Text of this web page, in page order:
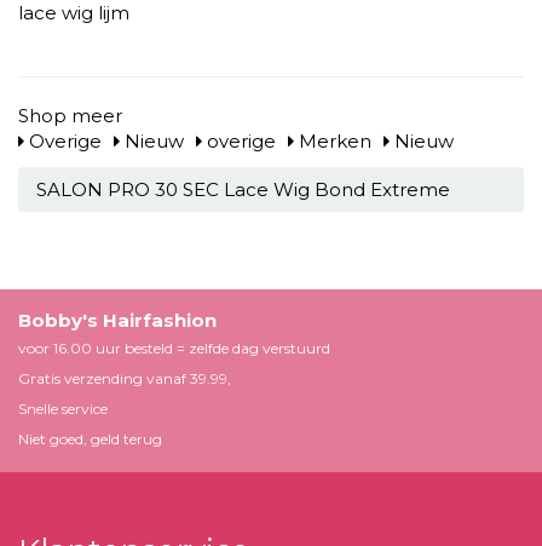
lace wig lijm
Shop meer
Overige
Nieuw overige Merken Nieuw
SALON PRO 30 SEC Lace Wig Bond Extreme
Bobby's Hairfashion
voor 16.00 uur besteld = zelfde dag verstuurd
Gratis verzending vanaf 39.99,
Snelle service
Niet goed, geld terug